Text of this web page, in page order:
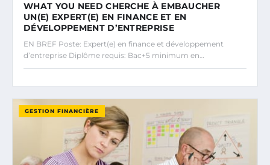
WHAT YOU NEED CHERCHE À EMBAUCHER
UN(E) EXPERT(E) EN FINANCE ET EN
DÉVELOPPEMENT D’ENTREPRISE
EN BREF Poste: Expert(e) en finance et développement
d’entreprise Diplôme requis: Bac+5 minimum en…
GESTION FINANCIÈRE